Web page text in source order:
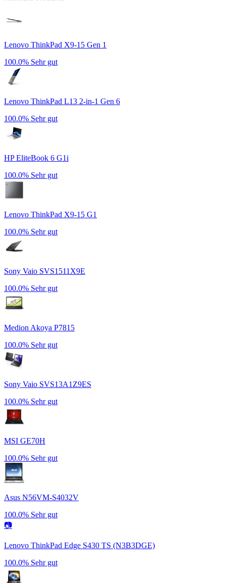
Lenovo ThinkPad X9-15 Gen 1
100.0% Sehr gut
Lenovo ThinkPad L13 2-in-1 Gen 6
100.0% Sehr gut
HP EliteBook 6 G1i
100.0% Sehr gut
Lenovo ThinkPad X9-15 G1
100.0% Sehr gut
Sony Vaio SVS1511X9E
100.0% Sehr gut
Medion Akoya P7815
100.0% Sehr gut
Sony Vaio SVS13A1Z9ES
100.0% Sehr gut
MSI GE70H
100.0% Sehr gut
Asus N56VM-S4032V
100.0% Sehr gut
📷
Lenovo ThinkPad Edge S430 TS (N3B3DGE)
100.0% Sehr gut